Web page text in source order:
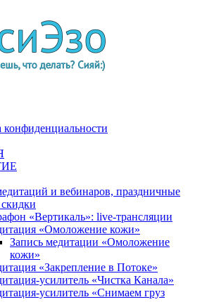
и вебинаров, праздничные
«Вертикаль»: live-трансляции
«Омоложение кожи»
Запись медитации «Омоложение
кожи»
«Закрепление в Потоке»
усилитель «Чистка Канала»
усилитель «Снимаем груз